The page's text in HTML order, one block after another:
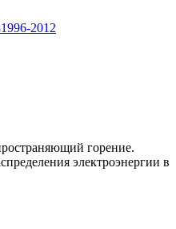
2012
горение.
электроэнергии в